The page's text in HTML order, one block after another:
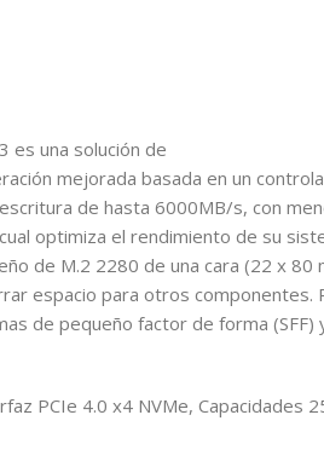
es una solución de
mejorada basada en un
de hasta 6000MB/s, con
optimiza el rendimiento de su
de M.2 2280 de una cara (22 x 80
espacio para otros componentes.
de pequeño factor de forma (SFF)
PCIe 4.0 x4 NVMe, Capacidades